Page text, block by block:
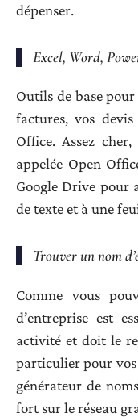
dépenser.
Excel, Word,
Outils de base
factures, vos
Office. Assez
appelée Open
Google Drive pour
de texte et à une
Trouver un nom
Comme vous
d’entreprise est
activité et doit le
particulier pour vos
générateur de
fort sur le réseau